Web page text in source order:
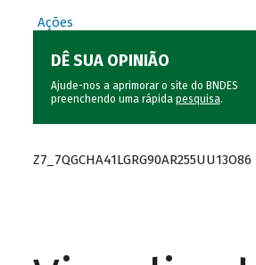
Ações
DÊ SUA OPINIÃO
Ajude-nos a aprimorar o site do BNDES
preenchendo uma rápida pesquisa.
Z7_7QGCHA41LGRG90AR255UU13O86